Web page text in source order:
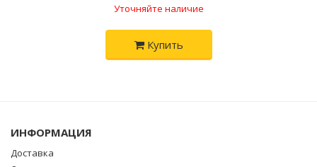
Уточняйте наличие
Купить
ИНФОРМАЦИЯ
Доставка